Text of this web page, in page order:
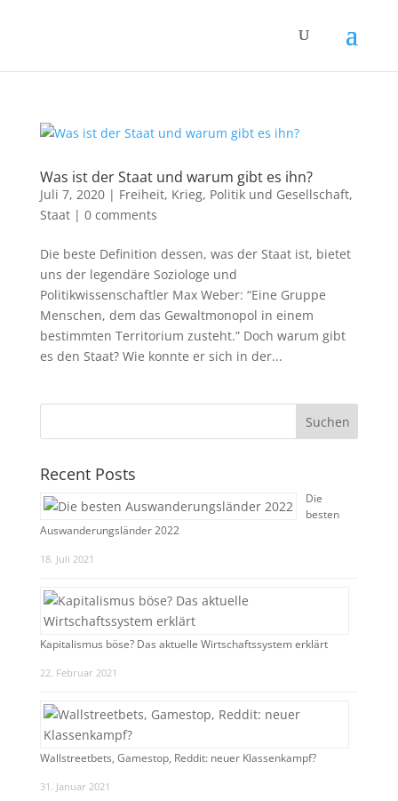
Was ist der Staat und warum gibt es ihn?
Juli 7, 2020| Freiheit, Krieg, Politik und Gesellschaft,
Staat| 0 comments
Die beste Definition dessen, was der Staat ist, bietet
uns der legendäre Soziologe und
Politikwissenschaftler Max Weber: “Eine Gruppe
Menschen, dem das Gewaltmonopol in einem
bestimmten Territorium zusteht.” Doch warum gibt
es den Staat? Wie konnte er sich in der...
Recent Posts
Die
besten
Auswanderungsländer 2022
18. Juli 2021
Kapitalismus böse? Das aktuelle Wirtschaftssystem erklärt
22. Februar 2021
Wallstreetbets, Gamestop, Reddit: neuer Klassenkampf?
31. Januar 2021